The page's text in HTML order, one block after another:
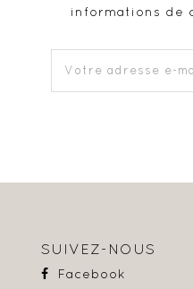
informations de
SUIVEZ-NOUS
Facebook